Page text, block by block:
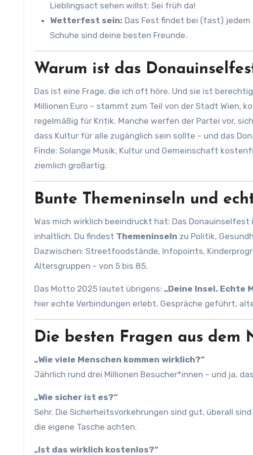
Lieblingsact sehen willst: Sei früh da!
Wetterfest sein: Das Fest findet bei (fast)
Schuhe sind deine besten Freunde.
Warum ist das
Das ist eine Frage, die ich oft höre. Und sie ist
Millionen Euro – stammt zum Teil von der Stadt Wien,
regelmäßig für Kritik. Manche werfen der Partei vor,
dass Kultur für alle zugänglich sein sollte – und das
Finde: Solange Musik, Kultur und Gemeinschaft
ziemlich großartig.
Bunte Themeninseln und
Was mich wirklich beeindruckt hat: Das
inhaltlich. Du findest Themeninseln zu Politik,
Dazwischen: Streetfoodstände, Infopoints,
Altersgruppen – von 5 bis 85.
Das Motto 2025 lautet übrigens: „Deine Insel. Echte
hier echte Verbindungen erlebt, Gespräche geführt,
Die besten Fragen aus dem
„Wie viele Menschen kommen wirklich?“
Jährlich rund drei Millionen Besucher*innen – und ja,
„Wie sicher ist es?“
Sehr. Die Sicherheitsvorkehrungen sind gut, überall
die eigene Tasche achten.
„Ist das wirklich kostenlos?“